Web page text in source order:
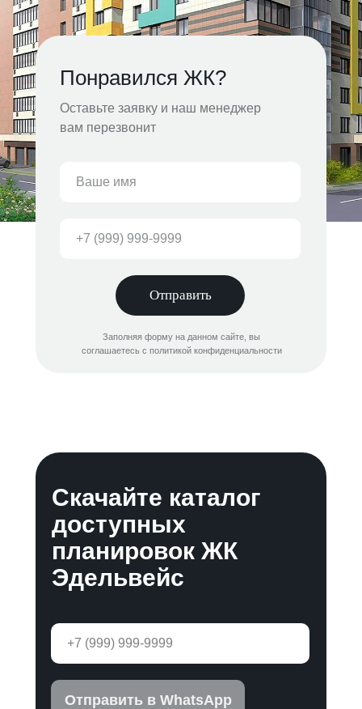
Отправить
Оставьте заявку и наш менеджер
вам перезвонит
Понравился ЖК?
Заполняя форму на данном сайте, вы
соглашаетесь с политикой конфиденциальности
Скачайте каталог
доступных
планировок ЖК
Эдельвейс
Отправить в WhatsApp